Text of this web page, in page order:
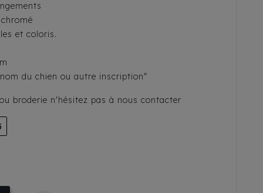
et coloris.
du chien ou autre inscription"
broderie n'hésitez pas à nous contacter